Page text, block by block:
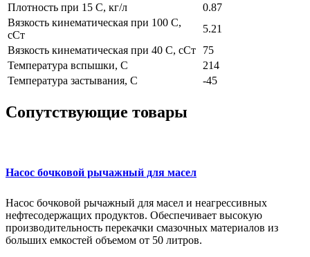
Плотность при 15 С, кг/л
0.87
Вязкость кинематическая при 100 С,
сСт
5.21
Вязкость кинематическая при 40 С, сСт
75
Температура вспышки, С
214
Температура застывания, С
-45
Сопутствующие товары
Насос бочковой рычажный для масел
Насос бочковой рычажный для масел и неагрессивных
нефтесодержащих продуктов. Обеспечивает высокую
производительность перекачки смазочных материалов из
больших емкостей объемом от 50 литров.